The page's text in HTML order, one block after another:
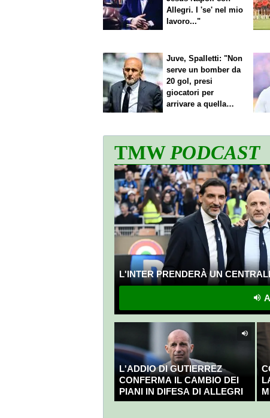
Allegri. I 'se' nel mio
lavoro..."
Juve, Spalletti: "Non
serve un bomber da
20 gol, presi
giocatori per
arrivare a quella
TMWPODCAST
L'INTER PRENDERÀ UN
L'ADDIO DI GUTIERREZ
CONFERMA IL CAMBIO DEI
PIANI IN DIFESA DI ALLEGRI